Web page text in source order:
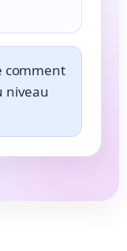
comment
niveau